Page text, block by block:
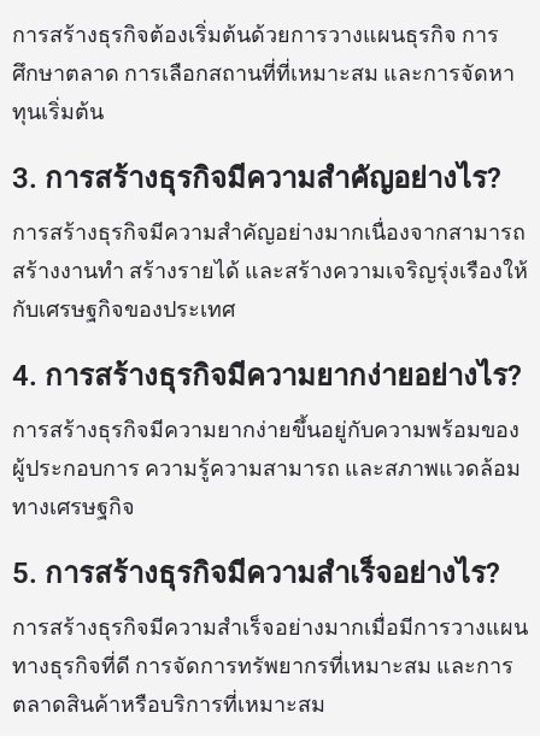
การสร้างธุรกิจต้องเริ่มต้นด้วยการวางแผนธุรกิจ การ
ศึกษาตลาด การเลือกสถานที่ที่เหมาะสม และการจัดหา
ทุนเริ่มต้น
3. การสร้างธุรกิจมีความสำคัญอย่างไร?
การสร้างธุรกิจมีความสำคัญอย่างมากเนื่องจากสามารถ
สร้างงานทำ สร้างรายได้ และสร้างความเจริญรุ่งเรืองให้
กับเศรษฐกิจของประเทศ
4. การสร้างธุรกิจมีความยากง่ายอย่างไร?
การสร้างธุรกิจมีความยากง่ายขึ้นอยู่กับความพร้อมของ
ผู้ประกอบการ ความรู้ความสามารถ และสภาพแวดล้อม
ทางเศรษฐกิจ
5. การสร้างธุรกิจมีความสำเร็จอย่างไร?
การสร้างธุรกิจมีความสำเร็จอย่างมากเมื่อมีการวางแผน
ทางธุรกิจที่ดี การจัดการทรัพยากรที่เหมาะสม และการ
ตลาดสินค้าหรือบริการที่เหมาะสม